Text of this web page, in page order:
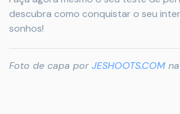
descubra como conquistar o seu
sonhos!
Foto de capa por JESHOOTS.COM na